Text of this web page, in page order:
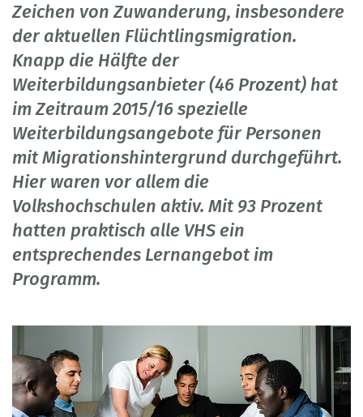
Zeichen von Zuwanderung, insbesondere
der aktuellen Flüchtlingsmigration.
Knapp die Hälfte der
Weiterbildungsanbieter (46 Prozent) hat
im Zeitraum 2015/16 spezielle
Weiterbildungsangebote für Personen
mit Migrationshintergrund durchgeführt.
Hier waren vor allem die
Volkshochschulen aktiv. Mit 93 Prozent
hatten praktisch alle VHS ein
entsprechendes Lernangebot im
Programm.